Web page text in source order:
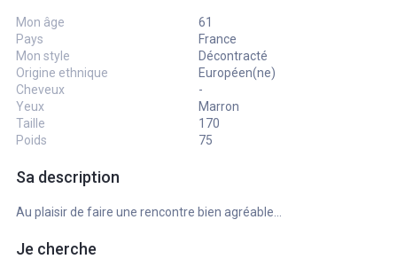
Mon âge
61
Pays
France
Mon style
Décontracté
Origine ethnique
Européen(ne)
Cheveux
-
Yeux
Marron
Taille
170
Poids
75
Sa description
Au plaisir de faire une rencontre bien agréable...
Je cherche